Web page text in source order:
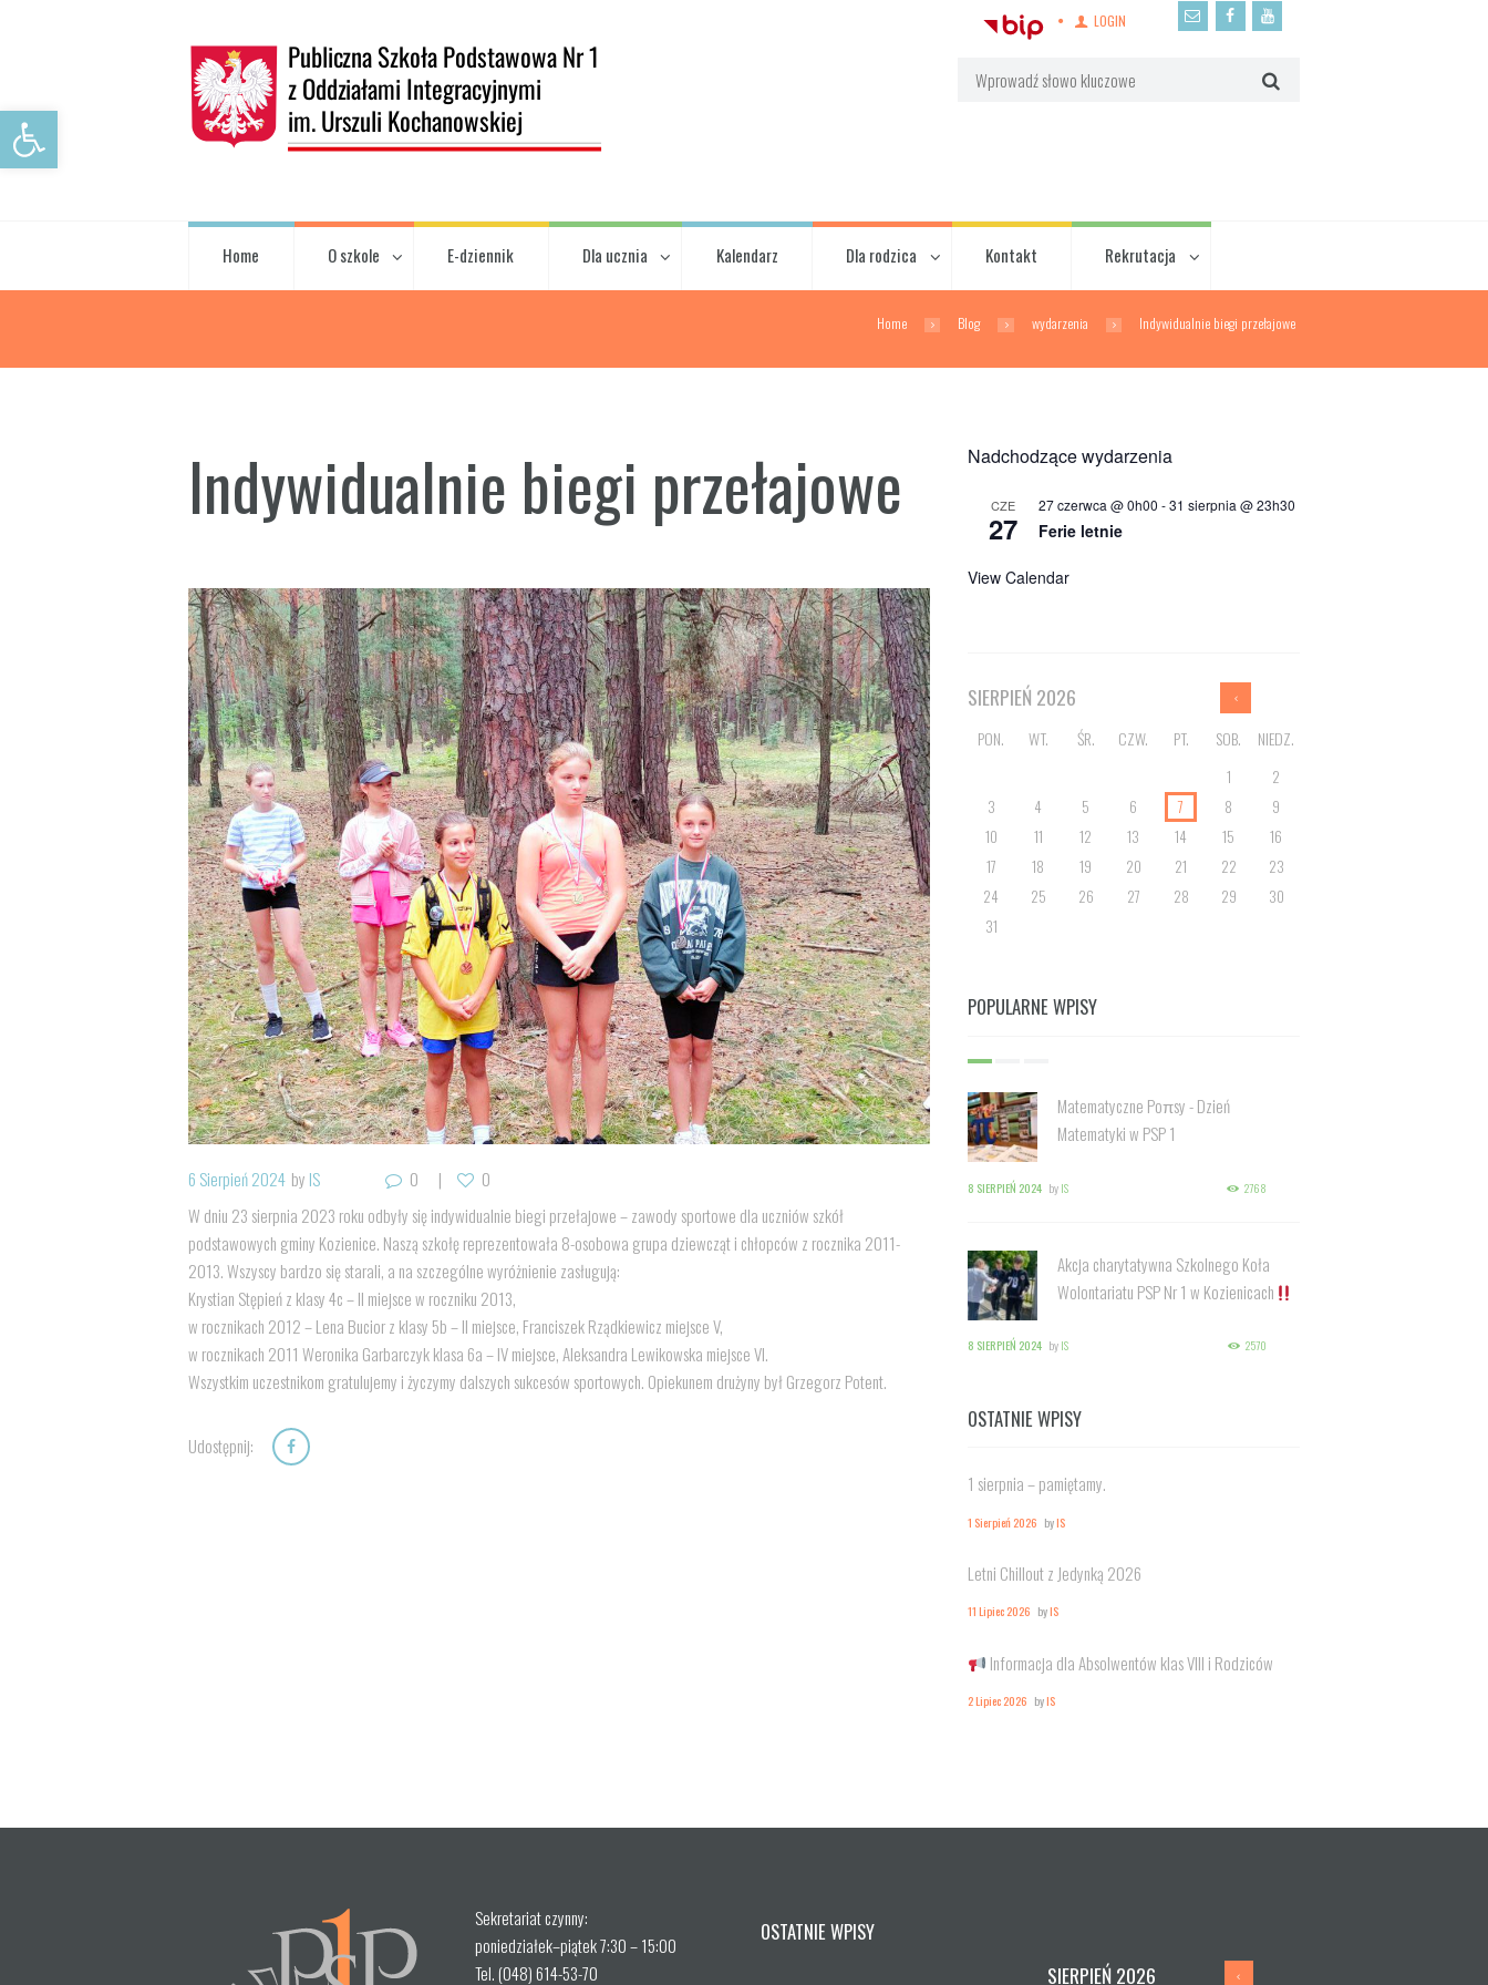
Open toolbar
LOGIN
Home O szkole E-dziennik Dla ucznia Kalendarz Dla rodzica Kontakt Rekrutacja
Home Blog wydarzenia Indywidualnie biegi przełajowe
Indywidualnie biegi przełajowe
6 Sierpień 2024 by IS 0
0
W dniu 23 sierpnia 2023 roku odbyły się indywidualnie biegi przełajowe – zawody sportowe dla uczniów szkół
podstawowych gminy Kozienice. Naszą szkołę reprezentowała 8-osobowa grupa dziewcząt i chłopców z rocznika 2011-
2013. Wszyscy bardzo się starali, a na szczególne wyróżnienie zasługują:
Krystian Stępień z klasy 4c – II miejsce w roczniku 2013,
w rocznikach 2012 – Lena Bucior z klasy 5b – II miejsce, Franciszek Rządkiewicz miejsce V,
w rocznikach 2011 Weronika Garbarczyk klasa 6a – IV miejsce, Aleksandra Lewikowska miejsce VI.
Wszystkim uczestnikom gratulujemy i życzymy dalszych sukcesów sportowych. Opiekunem drużyny był Grzegorz Potent.
Udostępnij:
Nadchodzące wydarzenia
CZE
27
27 czerwca @ 0h00 -31 sierpnia @ 23h30
Ferie letnie
View Calendar
SIERPIEŃ 2026
PON. WT. ŚR. CZW. PT. SOB. NIEDZ.
1
2
3
4 5 6 7 8
9
10
11 12 13 14 15
16
17
18 19 20 21 22
23
24
25 26 27 28 29
30
31
POPULARNE WPISY
Matematyczne Poπsy - Dzień
Matematyki w PSP 1
8 SIERPIEŃ 2024 byIS 2768
Akcja charytatywna Szkolnego Koła
Wolontariatu PSP Nr 1 w Kozienicach
8 SIERPIEŃ 2024 byIS 2570
OSTATNIE WPISY
1 sierpnia – pamiętamy.
1 Sierpień 2026 byIS
Letni Chillout z Jedynką 2026
11 Lipiec 2026 byIS
Informacja dla Absolwentów klas VIII i Rodziców
2 Lipiec 2026 byIS
Sekretariat czynny:
poniedziałek–piątek 7:30 – 15:00
Tel. (048) 614-53-70
OSTATNIE WPISY
SIERPIEŃ2026